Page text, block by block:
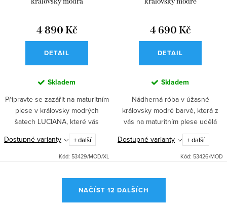
4 890 Kč
DETAIL
Skladem
Připravte se zazářit na maturitním
plese v královsky modrých
šatech LUCIANA, které vás
promění v princeznu každé
plesové sezóny. S krajkovým
živůtkem a dlouhou tylovou
Dostupné varianty + další
Kód: 53429/MOD/XL
4 690 Kč
DETAIL
Skladem
Nádherná róba v úžasné
královsky modré barvě, která z
vás na maturitním plese udělá
opravdovou královnu – úspěch
zaručen na každém plese!
Elegantní střih s kaskádovitou
Dostupné varianty + další
Kód: 53426/MOD
NAČÍST 12 DALŠÍCH